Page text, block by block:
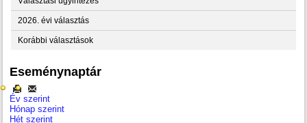
2026. évi választás
Korábbi választások
Eseménynaptár
Év szerint
Hónap szerint
Hét szerint